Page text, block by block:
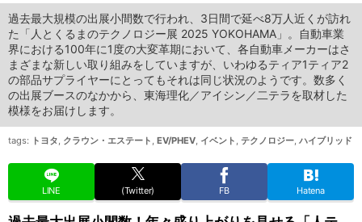
過去最大規模の出展小間数で行われ、3日間で延べ8万人近くが訪れ
た「人とくるまのテクノロジー展 2025 YOKOHAMA」。自動車業
界における100年に1度の大変革期において、各自動車メーカーはさ
まざまな新しい取り組みをしていますが、いわゆるティア1ティア2
の部品サプライヤーにとってもそれは同じ状況のようです。数多く
の出展ブースのなかから、東海理化／アイシン／二テラを取材した
模様をお届けします。
tags: トヨタ, クラウン・エステート , EV/PHEV, イベント , テクノロジー, ハイブリッド
LINE (Twitter) FB Hatena